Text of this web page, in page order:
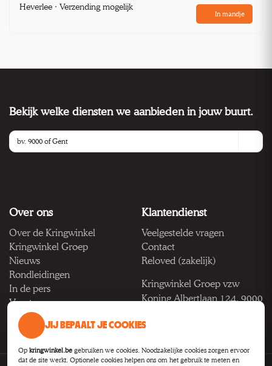
Heverlee · Verzending mogelijk
In mandje
Bekijk welke diensten we aanbieden in jouw buurt.
Over ons
Over de Kringwinkel
Kringwinkel Groep
Nieuws
Rondleidingen
In de pers
Vacatures
Klantendienst
Veelgestelde vragen
Contact
Reloved (zakelijk)
Kringwinkel Groep vzw
Koning Albertlaan 124, 9000
BTW BE 1033.922.208
JIJ BEPAALT JE COOKIES
Op kringwinkel.be gebruiken we cookies. Noodzakelijke cookies zorgen ervoor
dat de site werkt. Optionele cookies helpen ons om het gebruik te meten en